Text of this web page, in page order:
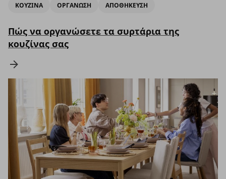
ΚΟΥΖΙΝΑ ΟΡΓΑΝΩΣΗ ΑΠΟΘΗΚΕΥΣΗ
Πώς να οργανώσετε τα συρτάρια της
κουζίνας σας